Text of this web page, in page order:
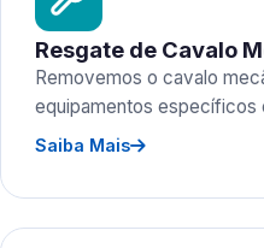
Resgate de Cavalo
Removemos o cavalo
equipamentos específicos
Saiba Mais